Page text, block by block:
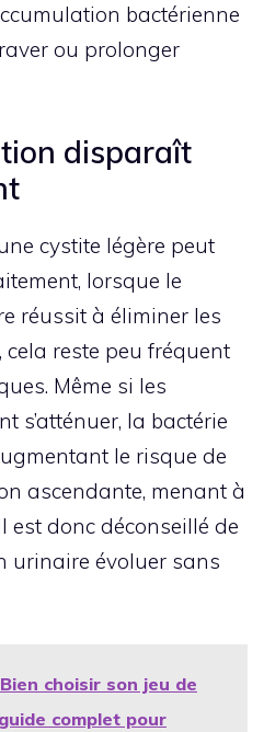
bactérienne
ou prolonger
disparaît
cystite légère peut
lorsque le
réussit à éliminer les
cela reste peu fréquent
Même si les
s’atténuer, la bactérie
le risque de
ascendante, menant à
est donc déconseillé de
urinaire évoluer sans
Bien choisir son jeu de
complet pour